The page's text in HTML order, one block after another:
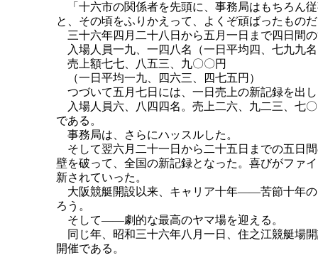
「十六市の関係者を先頭に、事務局はもちろん
と、その頃をふりかえって、よくぞ頑ばったもの
三十六年四月二十八日から五月一日まで四日間
入場人員一九、一四八名（一日平均四、七九九
売上額七七、八五三、九〇〇円
（一日平均一九、四六三、四七五円）
つづいて五月七日には、一日売上の新記録を出
入場人員六、八四四名。売上二六、九二三、七
である。
事務局は、さらにハッスルした。
そして翌六月二十一日から二十五日までの五日
壁を破って、全国の新記録となった。喜びがファ
新されていった。
大阪競艇開設以来、キャリア十年――苦節十年の
ろう。
そして――劇的な最高のヤマ場を迎える。
同じ年、昭和三十六年八月一日、住之江競艇場
開催である。